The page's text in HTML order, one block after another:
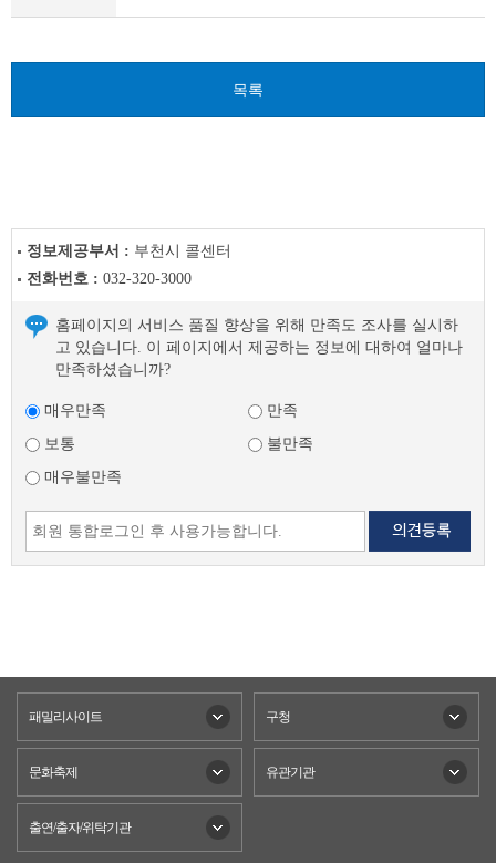
음
목록
정보제공부서 : 부천시 콜센터
전화번호 : 032-320-3000
홈페이지의 서비스 품질 향상을 위해 만족도 조사를 실시하
고 있습니다. 이 페이지에서 제공하는 정보에 대하여 얼마나
만족하셨습니까?
매우만족
만족
보통
불만족
매우불만족
패밀리사이트 구청
문화축제 유관기관
출연/출자/위탁기관